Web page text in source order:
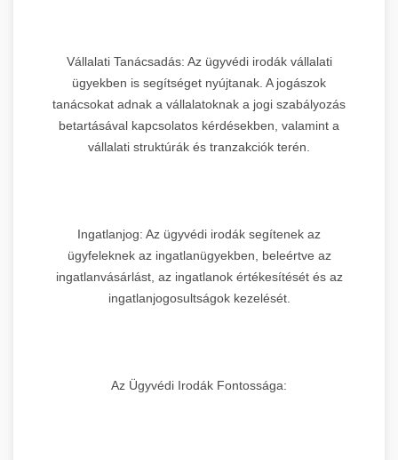
Vállalati Tanácsadás: Az ügyvédi irodák vállalati
ügyekben is segítséget nyújtanak. A jogászok
tanácsokat adnak a vállalatoknak a jogi szabályozás
betartásával kapcsolatos kérdésekben, valamint a
vállalati struktúrák és tranzakciók terén.
Ingatlanjog: Az ügyvédi irodák segítenek az
ügyfeleknek az ingatlanügyekben, beleértve az
ingatlanvásárlást, az ingatlanok értékesítését és az
ingatlanjogosultságok kezelését.
Az Ügyvédi Irodák Fontossága: